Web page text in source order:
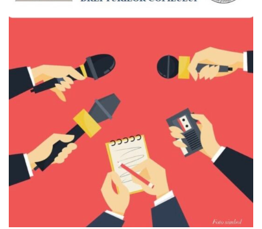
Evenimente
Acte
regulamente
Legislație
internațională